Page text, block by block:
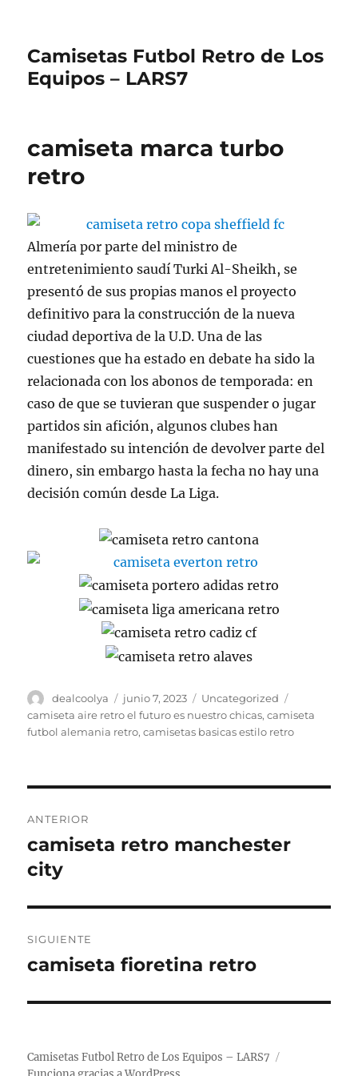
Camisetas Futbol Retro de Los
Equipos – LARS7
camiseta marca turbo
retro
Almería por parte del ministro de
entretenimiento saudí Turki Al-Sheikh, se
presentó de sus propias manos el proyecto
definitivo para la construcción de la nueva
ciudad deportiva de la U.D. Una de las
cuestiones que ha estado en debate ha sido la
relacionada con los abonos de temporada: en
caso de que se tuvieran que suspender o jugar
partidos sin afición, algunos clubes han
manifestado su intención de devolver parte del
dinero, sin embargo hasta la fecha no hay una
decisión común desde La Liga.
Autor
dealcoolya
Publicado
el
junio 7, 2023 Categorías
Uncategorized
camiseta aire retro el futuro es nuestro chicas,camiseta
futbol alemania retro,camisetas basicas estilo retro
de
entradas
ANTERIOR
Entrada
anterior:
camiseta retro manchester
city
SIGUIENTE
Entrada
camiseta fioretina retro
Camisetas Futbol Retro de Los Equipos – LARS7